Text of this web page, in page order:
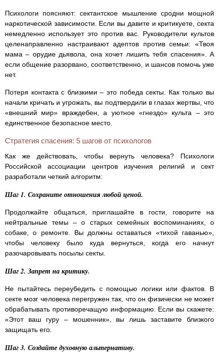
Психологи поясняют: сектантское мышление сродни мощной
наркотической зависимости. Если вы давите и критикуете, секта
немедленно использует это против вас. Руководители культов
целенаправленно настраивают адептов против семьи: «Твоя
мама – орудие дьявола, она хочет лишить тебя спасения». А
если общение разорвано, соответственно, и шансов помочь уже
нет.
Потеря контакта с близкими – это победа секты. Как только вы
начали кричать и угрожать, вы подтвердили в глазах жертвы, что
«внешний мир» враждебен, а уютное «гнездо» культа – это
единственное безопасное место.
Стратегия спасения: 5 шагов от психологов
Как же действовать, чтобы вернуть человека? Психологи
Российской ассоциации центров изучения религий и сект
разработали четкий алгоритм:
Шаг 1. Сохраните отношения любой ценой.
Продолжайте общаться, приглашайте в гости, говорите на
нейтральные темы – о старых семейных воспоминаниях, о
собаке, о ремонте. Вы должны оставаться «тихой гаванью»,
чтобы человеку было куда вернуться, когда его начнут
разочаровывать посылы секты.
Шаг 2. Запрет на критику.
Не пытайтесь переубедить с помощью логики или фактов. В
секте мозг человека перегружен так, что он физически не может
обрабатывать противоречащую информацию. Если вы скажете:
«Этот ваш гуру – мошенник», вы лишь заставите близкого
защищать его.
Шаг 3. Создайте духовную альтернативу.